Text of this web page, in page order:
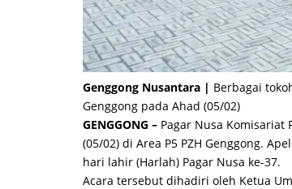
Genggong Nusantara | Berbagai
Genggong pada Ahad (05/02)
GENGGONG – Pagar Nusa Komisariat
(05/02) di Area P5 PZH Genggong.
hari lahir (Harlah) Pagar Nusa ke-37.
Acara tersebut dihadiri oleh Ketua